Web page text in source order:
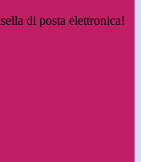
di posta elettronica!